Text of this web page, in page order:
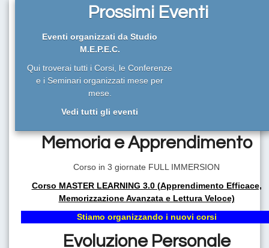
VUOI DAVVERO RAGGIUNGERE I TUOI OBIETTIVI?
RIMARRAI STUPITO DA QUANTO SARAI IN GRADO DI
VIVI LA VITA CHE DESIDERI!
AVERE UN COACH PROFESSIONISTA AL TUO FIANCO
SIGNIFICA AVERE LA CERTEZZA DI POTER RAGGIUNGERE
TUTTI GLI OBIETTIVI DELLA TUA VITA.
Prossimi Eventi
Eventi organizzati da Studio
M.E.P.E.C.
Qui troverai tutti i Corsi, le Conferenze
e i Seminari organizzati mese per
mese.
Vedi tutti gli eventi
Memoria e Apprendimento
Corso in 3 giornate FULL IMMERSION
Corso MASTER LEARNING 3.0 (Apprendimento Efficace,
Memorizzazione Avanzata e Lettura Veloce)
Stiamo organizzando i nuovi corsi
Evoluzione Personale